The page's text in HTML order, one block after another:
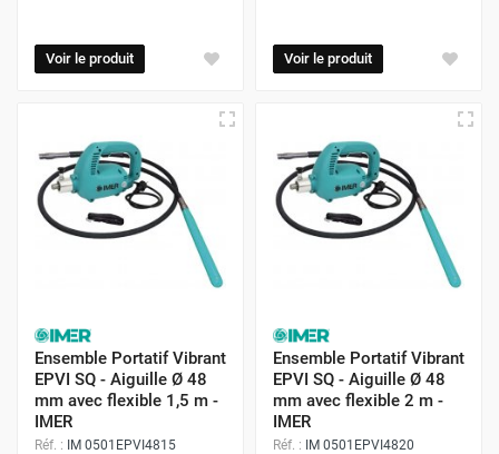
Voir le produit Voir le produit
Ensemble Portatif Vibrant
EPVI SQ - Aiguille Ø 48
mm avec flexible 1,5 m -
IMER
Réf. : IM 0501EPVI4815
Ensemble Portatif Vibrant
EPVI SQ - Aiguille Ø 48
mm avec flexible 2 m -
IMER
Réf. : IM 0501EPVI4820